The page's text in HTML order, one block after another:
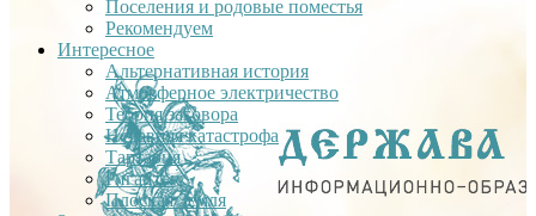
Поселения и родовые поместья
Рекомендуем
Интересное
Альтернативная история
Атмосферное электричество
Теория заговора
Недавняя катастрофа
Тартария
Гиганты
Плоская Земля